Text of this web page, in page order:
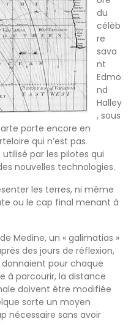
du
célèb
re
sava
nt
Edmo
nd
Halley
, sous
porte encore en
qui n’est pas
par les pilotes qui
nouvelles technologies.
les terres, ni même
ou le cap final menant à
Medine, un « galimatias »
des jours de réflexion,
donnaient pour chaque
à parcourir, la distance
doivent être modifiée
sorte un moyen
nécessaire sans avoir